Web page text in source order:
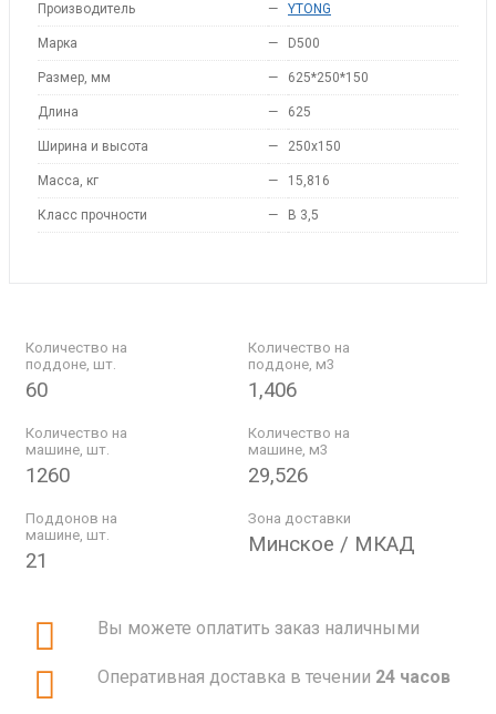
Производитель — YTONG
Марка — D500
Размер, мм — 625*250*150
Длина — 625
Ширина и высота — 250x150
Масса, кг — 15,816
Класс прочности — B 3,5
Количество на
поддоне, шт.
60
Количество на
поддоне, м3
1,406
Количество на
машине, шт.
1260
Количество на
машине, м3
29,526
Поддонов на
машине, шт.
21
Зона доставки
Минское / МКАД
Вы можете оплатить заказ наличными
Оперативная доставка в течении 24 часов